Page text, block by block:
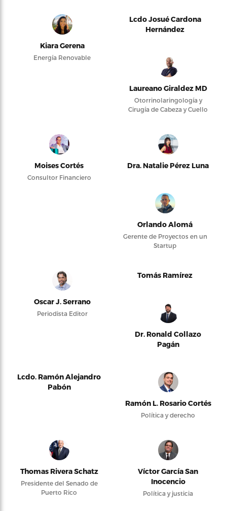
Kiara Gerena
Energía Renovable
Lcdo Josué Cardona
Hernández
Laureano Giraldez MD
Otorrinolaringología y
Cirugía de Cabeza y Cuello
Moises Cortés
Consultor Financiero
Dra. Natalie Pérez Luna
Orlando Alomá
Gerente de Proyectos en un
Startup
Oscar J. Serrano
Periodista Editor
Tomás Ramírez
Dr. Ronald Collazo
Pagán
Lcdo. Ramón Alejandro
Pabón
Ramón L. Rosario Cortés
Política y derecho
Thomas Rivera Schatz
Presidente del Senado de
Puerto Rico
Víctor García San
Inocencio
Política y justicia